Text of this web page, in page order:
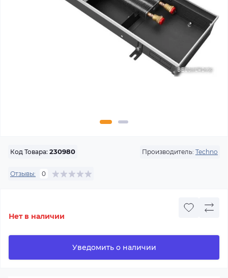
Код Товара: 230980 Производитель: Techno
Отзывы: 0
Нет в наличии
Уведомить о наличии